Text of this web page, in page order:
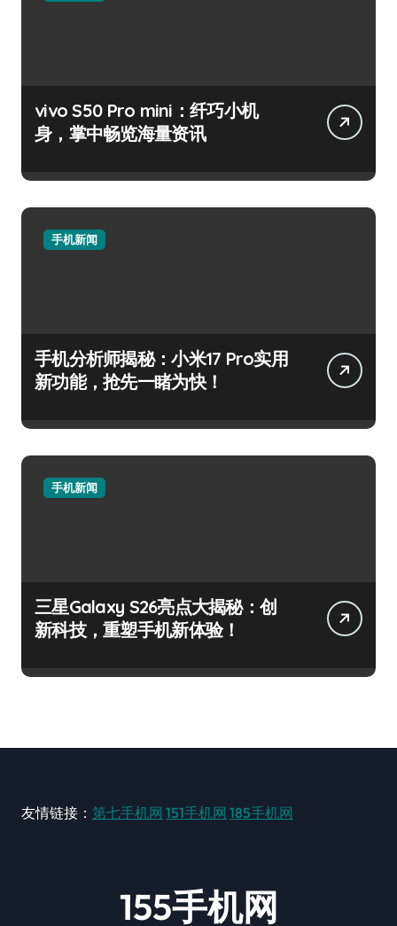
vivo S50 Pro mini：纤巧小机
身，掌中畅览海量资讯
手机新闻
手机分析师揭秘：小米17 Pro实用
新功能，抢先一睹为快！
手机新闻
三星Galaxy S26亮点大揭秘：创
新科技，重塑手机新体验！
友情链接： 第七手机网 151手机网 185手机网
155手机网